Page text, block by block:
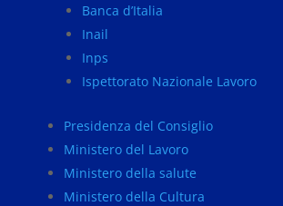
Banca d’Italia
Inail
Inps
Ispettorato Nazionale Lavoro
Presidenza del Consiglio
Ministero del Lavoro
Ministero della salute
Ministero della Cultura